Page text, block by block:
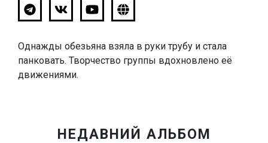
Однажды обезьяна взяла в руки трубу и стала
панковать. Творчество группы вдохновлено её
движениями.
НЕДАВНИЙ АЛЬБОМ